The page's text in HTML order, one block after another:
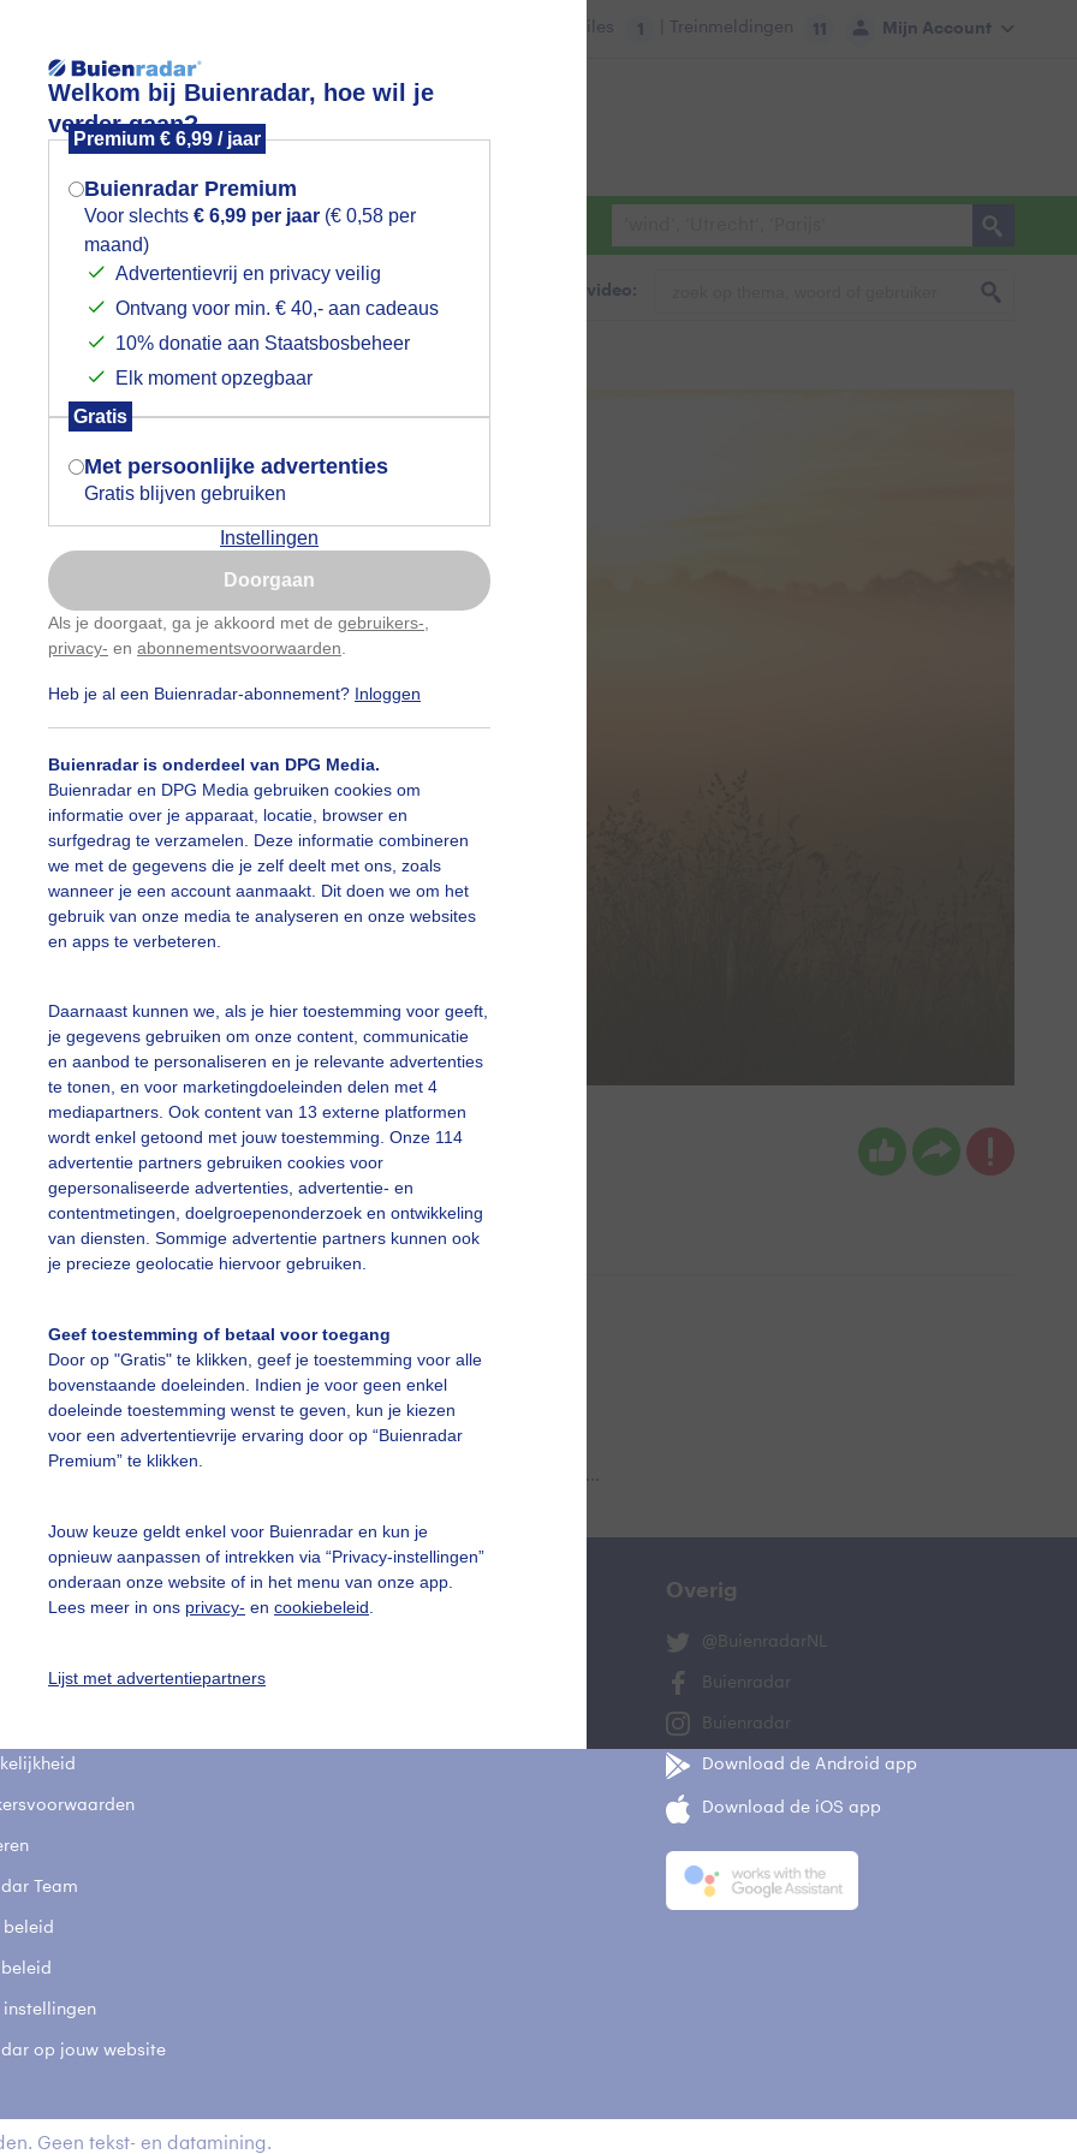
Welkom bij Buienradar, hoe wil je
verder gaan?
Premium € 6,99 / jaar
Buienradar Premium
Voor slechts € 6,99 per jaar (€ 0,58 per
maand)
Advertentievrij en privacy veilig
Ontvang voor min. € 40,- aan cadeaus
10% donatie aan Staatsbosbeheer
Elk moment opzegbaar
Gratis
Met persoonlijke advertenties
Gratis blijven gebruiken
Instellingen
Doorgaan
Als je doorgaat, ga je akkoord met de gebruikers-
privacy- en abonnementsvoorwaarden
Heb je al een Buienradar-abonnement? Inloggen
Buienradar is onderdeel van DPG Media.
Buienradar en DPG Media gebruiken cookies om
informatie over je apparaat, locatie, browser en
surfgedrag te verzamelen. Deze informatie combineren
we met de gegevens die je zelf deelt met ons, zoals
wanneer je een account aanmaakt. Dit doen we om het
gebruik van onze media te analyseren en onze websites
en apps te verbeteren.
Daarnaast kunnen we, als je hier toestemming voor geeft,
je gegevens gebruiken om onze content, communicatie
en aanbod te personaliseren en je relevante advertenties
te tonen, en voor marketingdoeleinden delen met 4
mediapartners. Ook content van 13 externe platformen
wordt enkel getoond met jouw toestemming. Onze 114
advertentie partners gebruiken cookies voor
gepersonaliseerde advertenties, advertentie- en
contentmetingen, doelgroepenonderzoek en ontwikkeling
van diensten. Sommige advertentie partners kunnen ook
je precieze geolocatie hiervoor gebruiken.
Geef toestemming of betaal voor toegang
Door op "Gratis" te klikken, geef je toestemming voor alle
bovenstaande doeleinden. Indien je voor geen enkel
doeleinde toestemming wenst te geven, kun je kiezen
voor een advertentievrije ervaring door op “Buienradar
Premium” te klikken.
Jouw keuze geldt enkel voor Buienradar en kun je
opnieuw aanpassen of intrekken via “Privacy-instellingen”
onderaan onze website of in het menu van onze app.
Lees meer in ons privacy- en cookiebeleid
Lijst met advertentiepartners
Mijn Account
Files 1 | Treinmeldingen 11
Foto en video Weerzine
Zoeken in foto & video:
Wikje de Vries-v/d Meulen Gemaakt: 01-06-2026, 65x bekeken
Zomer Zonsopkomst
vragen
Team
beleid
instellingen
op jouw website
Mijn weer Overig
@BuienradarNL
Buienradar
Buienradar
Download de Android app
Download de iOS app
Geen tekst- en datamining.
Mogen we je locatie gebruiken voor
het weer?
Indien je hier nog geen akkoord op hebt
gegeven, verschijnt er zo een pop-up uit
je browser waarin deze toestemming
gevraagd wordt.
Is goed, toon de popup
Nu niet, misschien later
Gebruik je Safari en wil je niet elke dag deze pop-up
Klikhierom dit aan te passen